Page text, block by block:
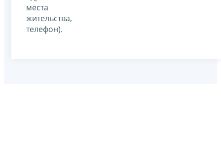
места
жительства,
телефон).